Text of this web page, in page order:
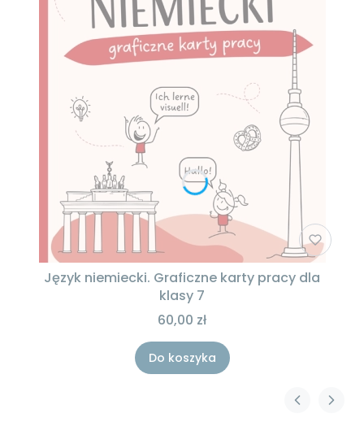
Język niemiecki. Graficzne karty pracy dla
klasy 7
60,00 zł
Do koszyka